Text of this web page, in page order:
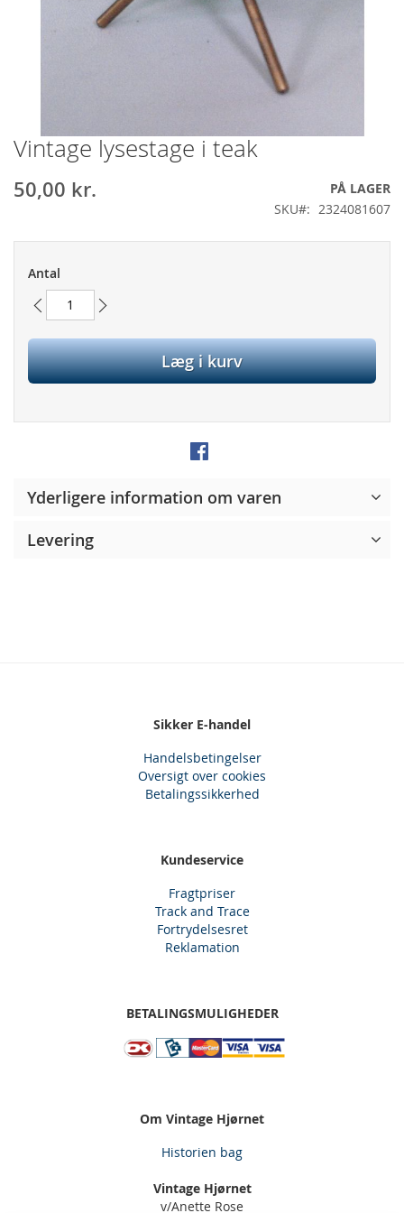
Gå
til
starten
af
Vintage lysestage i teak
50,00 kr.
PÅ LAGER
SKU
2324081607
Antal
Læg i kurv
Yderligere information om varen
Levering
Sikker E-handel
Handelsbetingelser
Oversigt over cookies
Betalingssikkerhed
Kundeservice
Fragtpriser
Track and Trace
Fortrydelsesret
Reklamation
BETALINGSMULIGHEDER
Om Vintage Hjørnet
Historien bag
Vintage Hjørnet
v/Anette Rose